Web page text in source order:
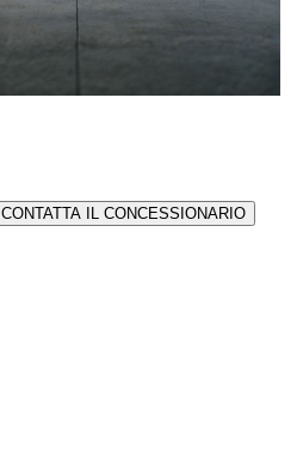
CONTATTA IL CONCESSIONARIO